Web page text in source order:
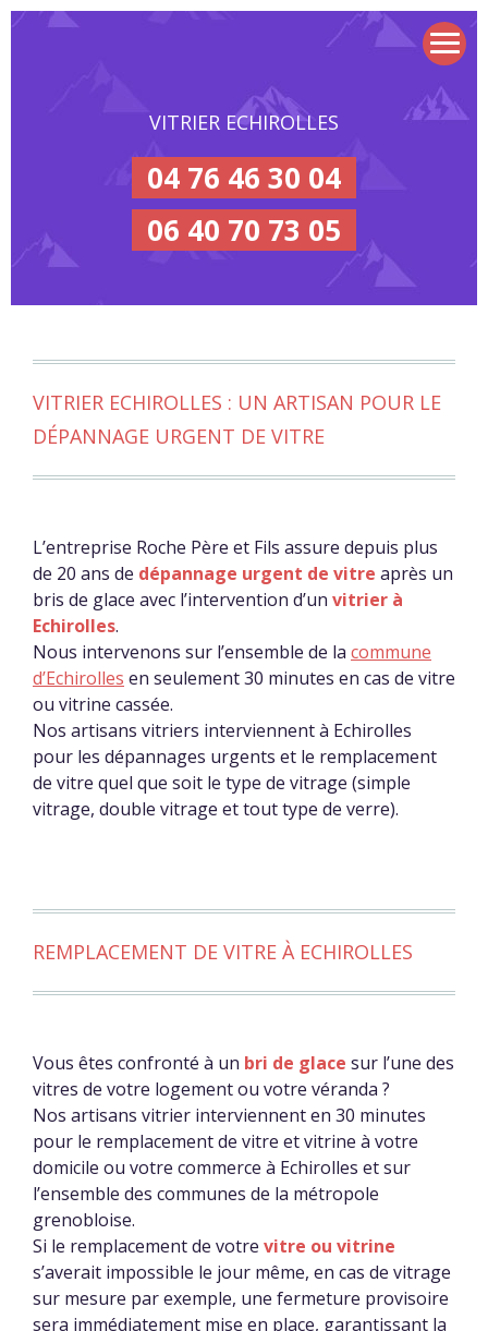
VITRIER ECHIROLLES
04 76 46 30 04
06 40 70 73 05
VITRIER ECHIROLLES : UN ARTISAN POUR LE
DÉPANNAGE URGENT DE VITRE
L’entreprise Roche Père et Fils assure depuis plus
de 20 ans de dépannage urgent de vitre après un
bris de glace avec l’intervention d’un vitrier à
Echirolles.
Nous intervenons sur l’ensemble de la commune
d’Echirolles en seulement 30 minutes en cas de vitre
ou vitrine cassée.
Nos artisans vitriers interviennent à Echirolles
pour les dépannages urgents et le remplacement
de vitre quel que soit le type de vitrage (simple
vitrage, double vitrage et tout type de verre).
REMPLACEMENT DE VITRE À ECHIROLLES
Vous êtes confronté à un bri de glace sur l’une des
vitres de votre logement ou votre véranda ?
Nos artisans vitrier interviennent en 30 minutes
pour le remplacement de vitre et vitrine à votre
domicile ou votre commerce à Echirolles et sur
l’ensemble des communes de la métropole
grenobloise.
Si le remplacement de votre vitre ou vitrine
s’averait impossible le jour même, en cas de vitrage
sur mesure par exemple, une fermeture provisoire
sera immédiatement mise en place, garantissant la